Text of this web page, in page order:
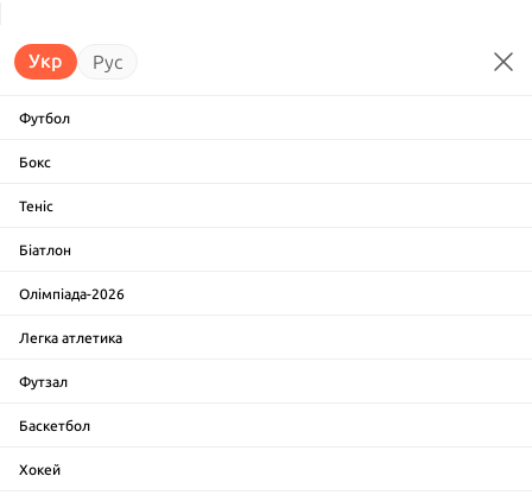
Укр Рус
Футбол
Бокс
Теніс
Біатлон
Олімпіада-2026
Легка атлетика
Футзал
Баскетбол
Хокей